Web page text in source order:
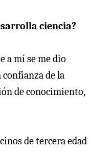
ciencia?
a mí se me dio
confianza de la
de conocimiento,
de tercera edad